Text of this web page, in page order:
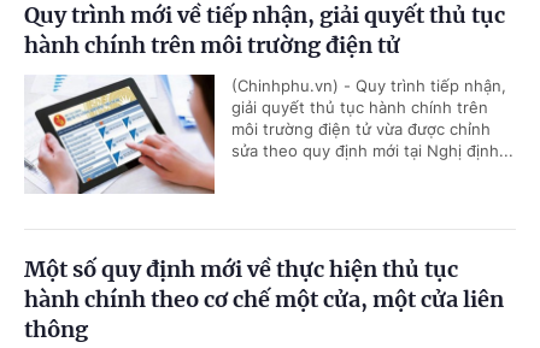
Quy trình mới về tiếp nhận, giải quyết thủ tục
hành chính trên môi trường điện tử
(Chinhphu.vn) - Quy trình tiếp nhận,
giải quyết thủ tục hành chính trên
môi trường điện tử vừa được chỉnh
sửa theo quy định mới tại Nghị định...
Một số quy định mới về thực hiện thủ tục
hành chính theo cơ chế một cửa, một cửa liên
thông